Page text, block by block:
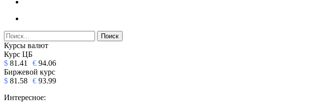
Курсы валют
Курс ЦБ
$ 81.41 € 94.06
Биржевой курс
$ 81.58 € 93.99
Интересное: